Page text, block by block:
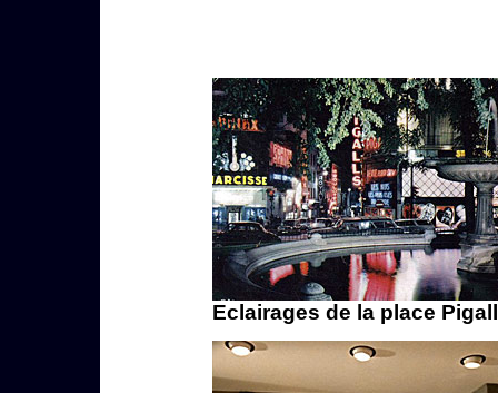
Eclairages de la place